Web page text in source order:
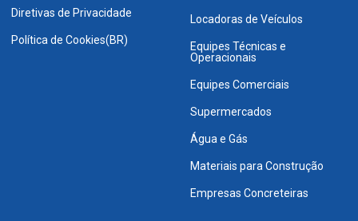
Diretivas de Privacidade
Política de Cookies(BR)
Locadoras de Veículos
Equipes Técnicas e
Operacionais
Equipes Comerciais
Supermercados
Água e Gás
Materiais para Construção
Empresas Concreteiras